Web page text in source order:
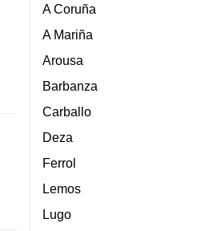
A Coruña
A Mariña
Arousa
Barbanza
Carballo
Deza
Ferrol
Lemos
Lugo